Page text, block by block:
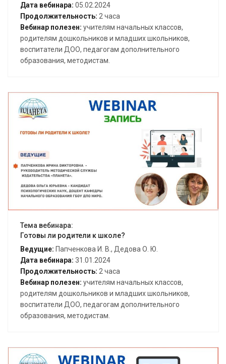
Дата вебинара: 05.02.2024
Продолжительность: 2 часа
Вебинар полезен: учителям начальных классов,
родителям дошкольников и младших школьников,
воспитатели ДОО, педагогам дополнительного
образования, методистам.
Тема вебинара:
Готовы ли родители к школе?
Ведущие: Папченкова И. В., Дедова О. Ю.
Дата вебинара: 31.01.2024
Продолжительность: 2 часа
Вебинар полезен: учителям начальных классов,
родителям дошкольников и младших школьников,
воспитатели ДОО, педагогам дополнительного
образования, методистам.